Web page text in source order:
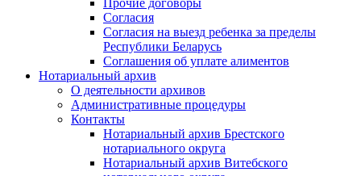
Согласия
Согласия на выезд ребенка за пределы
Республики Беларусь
Соглашения об уплате алиментов
Нотариальный архив
О деятельности архивов
Административные процедуры
Контакты
Нотариальный архив Брестского
нотариального округа
Нотариальный архив Витебского